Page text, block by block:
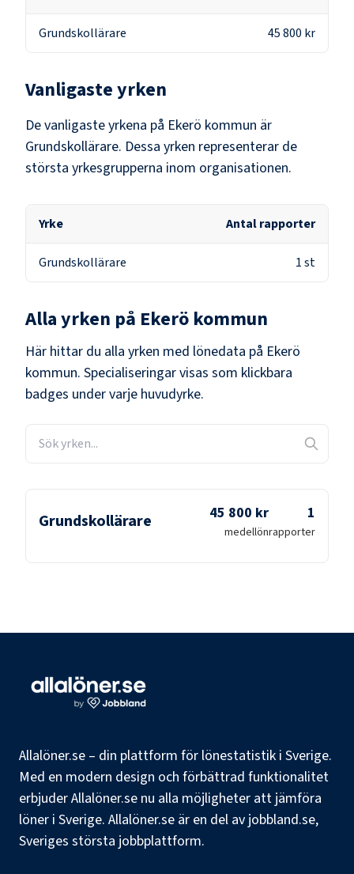
Grundskollärare 45 800 kr
Vanligaste yrken
De vanligaste yrkena på Ekerö kommun är
Grundskollärare. Dessa yrken representerar de
största yrkesgrupperna inom organisationen.
Yrke Antal rapporter
Grundskollärare 1st
Alla yrken på Ekerö kommun
Här hittar du alla yrken med lönedata på Ekerö
kommun. Specialiseringar visas som klickbara
badges under varje huvudyrke.
Grundskollärare 45 800 kr
medellön
1
rapporter
Allalöner.se – din plattform för lönestatistik i Sverige.
Med en modern design och förbättrad funktionalitet
erbjuder Allalöner.se nu alla möjligheter att jämföra
löner i Sverige. Allalöner.se är en del av jobbland.se,
Sveriges största jobbplattform.